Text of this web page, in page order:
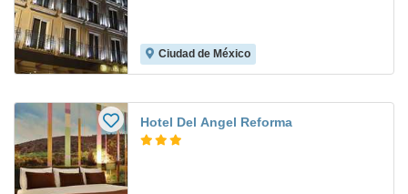
Ciudad de México
Hotel Del Angel Reforma